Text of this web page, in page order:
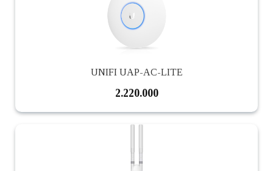
UNIFI UAP-AC-LITE
2.220.000